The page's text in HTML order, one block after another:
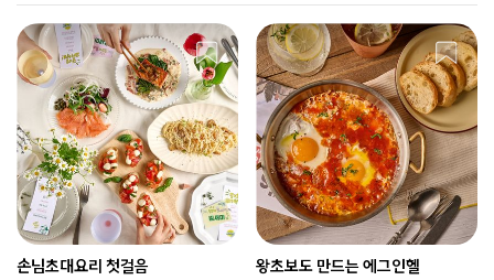
손님초대요리 첫걸음 왕초보도 만드는 에그인헬